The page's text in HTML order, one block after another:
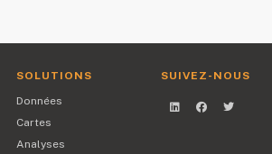
SOLUTIONS
Données
Cartes
Analyses
SUIVEZ-NOUS